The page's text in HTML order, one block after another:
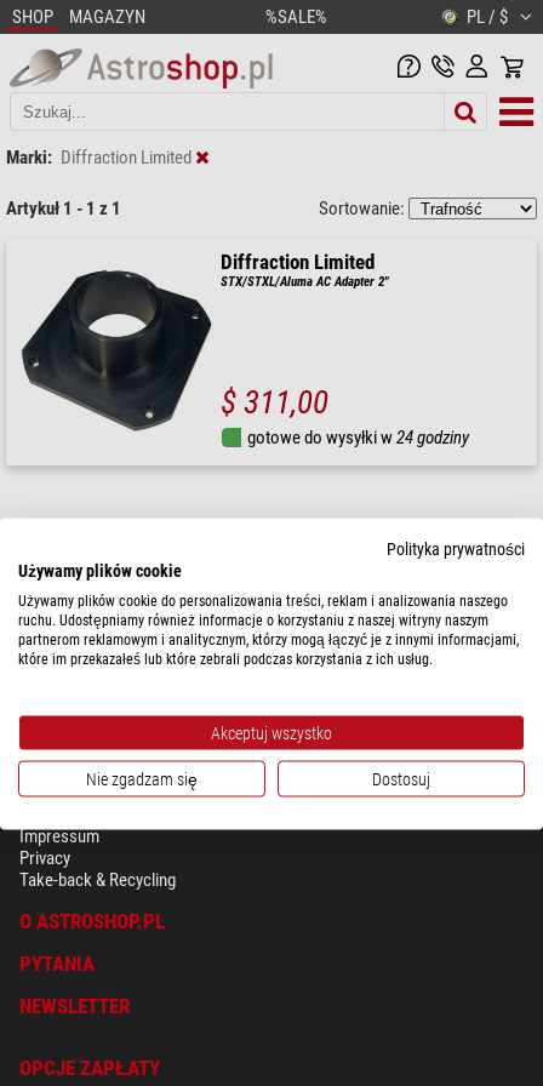
SHOP MAGAZYN %SALE% PL / $
Marki: Diffraction Limited
Artykuł 1 - 1 z 1 Sortowanie:
Diffraction Limited
STX/STXL/Aluma AC Adapter 2"
$ 311,00
gotowe do wysyłki w24 godziny
BEZPIECZEŃSTWO & OCHRONA DANYCH OSOBISTYCH
Impressum
Privacy
Take-back & Recycling
O ASTROSHOP.PL
PYTANIA
NEWSLETTER
OPCJE ZAPŁATY
Polityka prywatności
Używamy plików cookie
Używamy plików cookie do personalizowania treści, reklam i analizowania naszego
ruchu. Udostępniamy również informacje o korzystaniu z naszej witryny naszym
partnerom reklamowym i analitycznym, którzy mogą łączyć je z innymi informacjami,
które im przekazałeś lub które zebrali podczas korzystania z ich usług.
Akceptuj wszystko
Nie zgadzam się Dostosuj